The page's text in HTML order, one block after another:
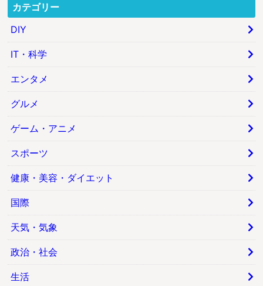
カテゴリー
DIY
IT・科学
エンタメ
グルメ
ゲーム・アニメ
スポーツ
健康・美容・ダイエット
国際
天気・気象
政治・社会
生活